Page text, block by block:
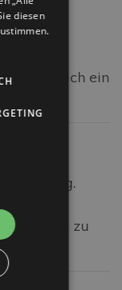
sich ein
kann es zu
diesen